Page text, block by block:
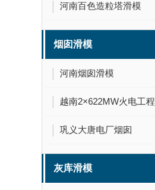
河南百色造粒塔滑模
烟囱滑模
河南烟囱滑模
越南2×622MW火电工程210米烟囱
巩义大唐电厂烟囱
灰库滑模